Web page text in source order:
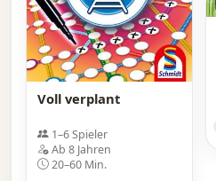
Voll verplant
1–6 Spieler
Ab 8 Jahren
20–60 Min.